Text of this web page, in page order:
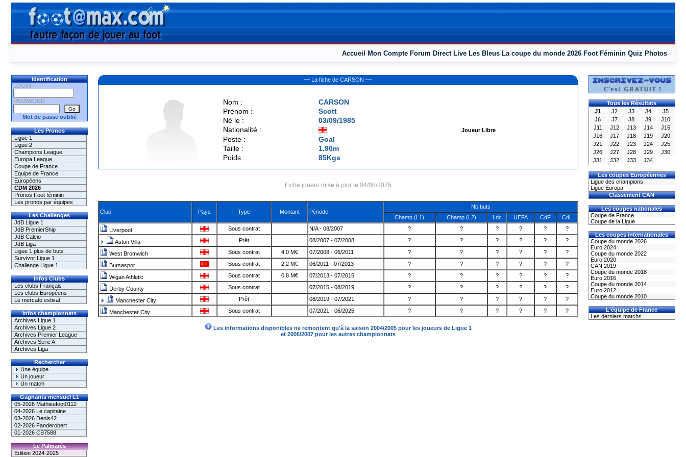
Accueil Mon Compte Forum Direct Live Les Bleus La coupe du monde 2026 Foot Féminin Quiz Photos
Identification
LOGIN
PASSWORD
Mot de passe oublié
Les Pronos
Ligue 1
Ligue 2
Champions League
Europa League
Coupe de France
Equipe de France
Européens
CDM 2026
Pronos Foot féminin
Les pronos par équipes
Les Challenges
JdB Ligue 1
JdB PremierShip
JdB Calcio
JdB Liga
Ligue 1 plus de buts
Survivor Ligue 1
Challenge Ligue 1
Infos Clubs
Les clubs Français
Les clubs Européens
Le mercato estival
Infos championnats
Archives Ligue 1
Archives Ligue 2
Archives Premier League
Archives Serie A
Archives Liga
Rechercher
Une équipe
Un joueur
Un match
Gagnants mensuel L1
05-2026 Mathieufoot0112
04-2026 Le capitaine
03-2026 Denis42
02-2026 Fanderobert
01-2026 CB7588
Le Palmarès
Edition 2024-2025
~~ La fiche de CARSON ~~
Nom : CARSON
Joueur Libre
Prénom :
Scott
Né le :
03/09/1985
Nationalité :
Poste :
Goal
Taille :
1.90m
Poids :
85Kgs
Fiche joueur mise à jour le 04/08/2025
Club Pays Type Montant Pèriode
Nb buts
Champ (L1)
Champ (L2) Ldc UEFA CdF CdL
Liverpool Sous contrat N/A - 08/2007 ? ? ? ? ? ?
Aston Villa Prêt 08/2007 - 07/2008 ? ? ? ? ? ?
West Bromwich Sous contrat 4.0 M€ 07/2008 - 06/2011 ? ? ? ? ? ?
Bursaspor Sous contrat 2.2 M€ 06/2011 - 07/2013 ? ? ? ? ? ?
Wigan Athletic Sous contrat 0.8 M€ 07/2013 - 07/2015 ? ? ? ? ? ?
Derby County Sous contrat 07/2015 - 08/2019 ? ? ? ? ? ?
Manchester City Prêt 08/2019 - 07/2021 ? ? ? ? ? ?
Manchester City Sous contrat 07/2021 - 06/2025 ? ? ? ? ? ?
Les informations disponibles ne remontent qu'à la saison 2004/2005 pour les joueurs de Ligue 1
et 2006/2007 pour les autres championnats
Tous les Résultats
J1
J2 J3 J4
J5
J6
J7 J8 J9
J10
J11
J12 J13 J14
J15
J16
J17 J18 J19
J20
J21
J22 J23 J24
J25
J26
J27 J28 J29
J30
J31
J32 J33 J34
Les coupes Européennes
Ligue des champions
Ligue Europa
Classement CAN
Les coupes nationales
Coupe de France
Coupe de la Ligue
Les coupes internationales
Coupe du monde 2026
Euro 2024
Coupe du monde 2022
Euro 2020
CAN 2019
Coupe du monde 2018
Euro 2016
Coupe du monde 2014
Euro 2012
Coupe du monde 2010
L'équipe de France
Les derniers matchs